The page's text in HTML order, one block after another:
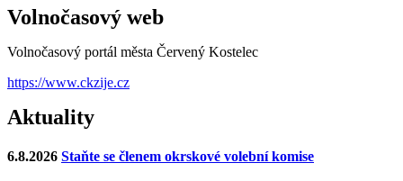
Volnočasový web
Volnočasový portál města Červený Kostelec
https://www.ckzije.cz
Aktuality
6.8.2026 Staňte se členem okrskové volební komise